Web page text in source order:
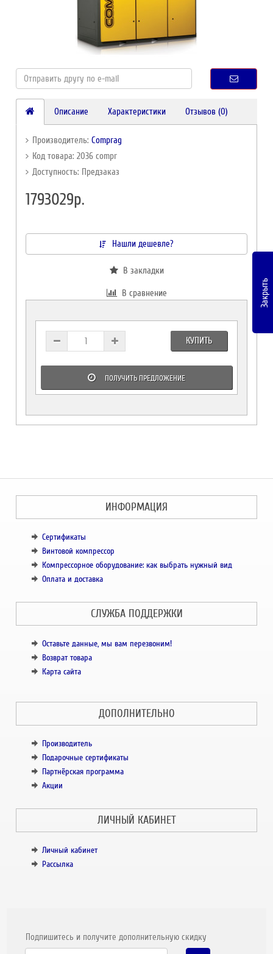
Описание Характеристики Отзывов (0)
Производитель:Comprag
Код товара: 2036 compr
Доступность: Предзаказ
1793029р.
Нашли дешевле?
В закладки
В сравнение
КУПИТЬ
ПОЛУЧИТЬ ПРЕДЛОЖЕНИЕ
ИНФОРМАЦИЯ
Сертификаты
Винтовой компрессор
Компрессорное оборудование: как выбрать нужный вид
Оплата и доставка
СЛУЖБА ПОДДЕРЖКИ
Оставьте данные, мы вам перезвоним!
Возврат товара
Карта сайта
ДОПОЛНИТЕЛЬНО
Производитель
Подарочные сертификаты
Партнёрская программа
Акции
ЛИЧНЫЙ КАБИНЕТ
Личный кабинет
Рассылка
Подпишитесь и получите дополнительную скидку
Закрыть